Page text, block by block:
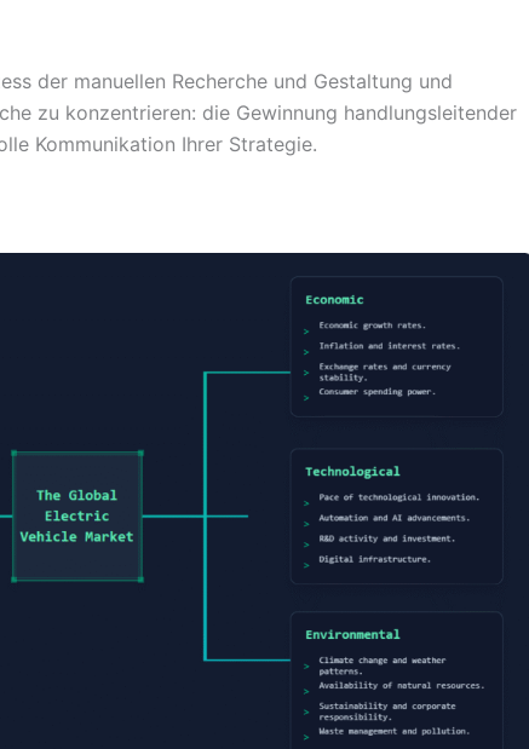
der manuellen Recherche und Gestaltung und
zu konzentrieren: die Gewinnung handlungsleitender
Kommunikation Ihrer Strategie.